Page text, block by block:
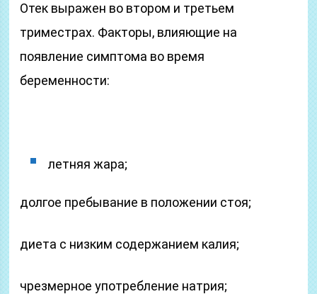
Отек выражен во втором и третьем
триместрах. Факторы, влияющие на
появление симптома во время
беременности:
летняя жара;
долгое пребывание в положении стоя;
диета с низким содержанием калия;
чрезмерное употребление натрия;